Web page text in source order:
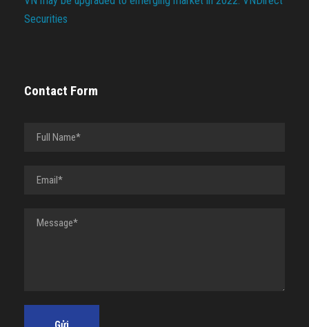
Securities
Contact Form